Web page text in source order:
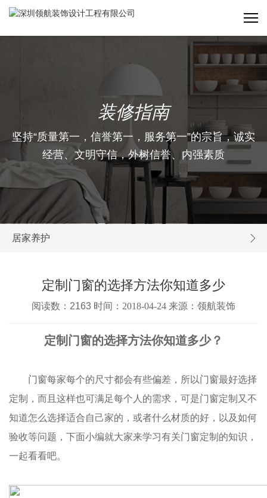
装修指南
坚持“质量第一，信誉第一，服务第一”的宗旨，诚实
经营、文明守信，外树信誉、内强素质
居家养护
定制门窗的选择方法你知道多少
阅读数：2163 时间： 2018-04-24 来源：领航装饰
定制门窗的选择方法你知道多少？
门窗每家每个的尺寸都会有些偏差，所以门窗最好选择
定制，而且这样也可满足每个人的需求，可是门窗定制又不
知道怎么选择适合自己家的，或者什么材质的好，以及如何
验收等问题，下面小编就大家来学习有关门窗定制的知识，
一起看看吧。